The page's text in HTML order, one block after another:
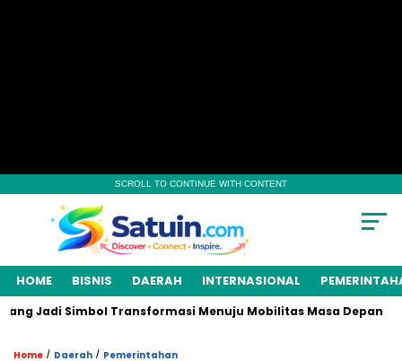
SCROLL TO CONTINUE WITH CONTENT
HOME BISNIS DAERAH INTERNASIONAL
Jadi Simbol Transformasi Menuju Mobilitas Masa Depan
Home / Daerah / Pemerintahan